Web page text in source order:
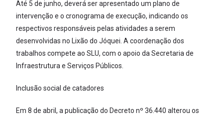
Até 5 de junho, deverá ser apresentado um plano de
intervenção e o cronograma de execução, indicando os
respectivos responsáveis pelas atividades a serem
desenvolvidas no Lixão do Jóquei. A coordenação dos
trabalhos compete ao SLU, com o apoio da Secretaria de
Infraestrutura e Serviços Públicos.
Inclusão social de catadores
Em 8 de abril, a publicação do Decreto nº 36.440 alterou os